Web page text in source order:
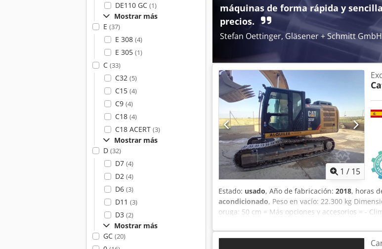
DE110 GC (1)
Mostrar más
E (37)
E 308 (4)
E 305 (1)
C (33)
C32 (5)
C15 (4)
C9 (4)
C18 (4)
C18 ACERT (3)
Mostrar más
D (32)
D7 (4)
D2 (4)
D6 (3)
D11 (3)
D3 (2)
Mostrar más
GC (20)
máquinas de forma rápida y
precios.
Stefan Oettinger, Gläsener + Schmitt GmbH
1 / 15
Estado: usado, Año de fabricación: 2018, horas
acondicionado, Peso en vacío: 22.300 kg
oruga: 50 cm = Más opciones y accesorios = -
Ubicación: Casarrubios del monte (Toledo)
IHC a la venta. Excavadora diseñada para
disminuir su rendimiento. Tipología: Orugas